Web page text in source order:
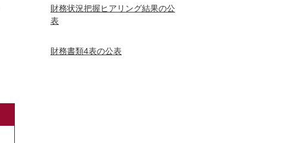
財務状況把握ヒアリング結果の公
表
財務書類4表の公表